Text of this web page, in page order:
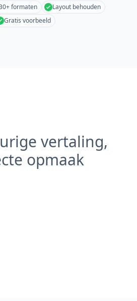
formaten
Layout behouden
Gratis voorbeeld
vertaling,
opmaak